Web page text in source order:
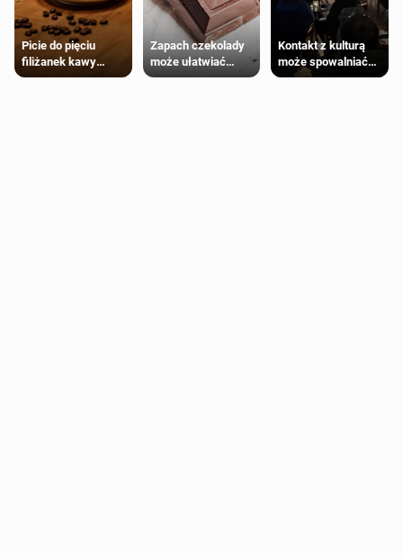
Picie do pięciu
filiżanek kawy
dziennie jest
Zapach czekolady
może ułatwiać
trening siłowy
Kontakt z kulturą
może spowalniać
starzenie